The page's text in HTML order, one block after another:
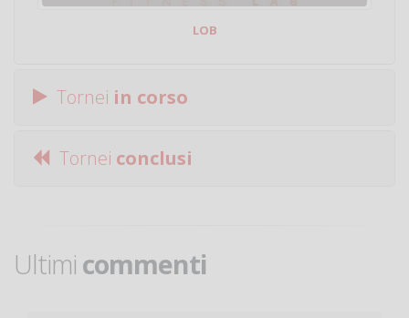
LOB
Tornei in corso
Tornei conclusi
Ultimi commenti